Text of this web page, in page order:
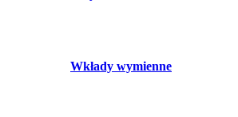
Wkłady wymienne